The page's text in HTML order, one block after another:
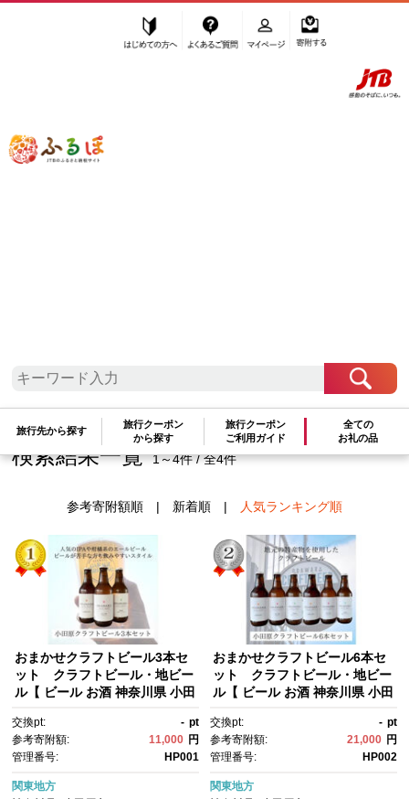
ふるぽ JTBのふるさと納税サイト
旅行先から探す
旅行クーポン
から探す
旅行クーポン
ご利用ガイド
全ての
お礼の品
検索結果一覧 1～4件 / 全4件
参考寄附額順| 新着順| 人気ランキング順
おまかせクラフトビール3本セ
ット クラフトビール・地ビー
ル【 ビール お酒 神奈川県 小田
交換pt: - pt
参考寄附額:
11,000 円
管理番号:
HP001
関東地方
おまかせクラフトビール6本セ
ット クラフトビール・地ビー
ル【 ビール お酒 神奈川県 小田
交換pt: - pt
参考寄附額:
21,000 円
管理番号:
HP002
関東地方